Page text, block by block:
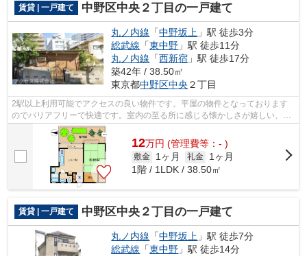
賃貸 | 一戸建て 中野区中央２丁目の一戸建て
丸ノ内線 「中野坂上 」駅 徒歩3分
総武線 「東中野 」駅 徒歩11分
丸ノ内線 「西新宿 」駅 徒歩17分
築42年 / 38.50㎡
東京都中野区中央 ２丁目
2駅以上利用可能でアクセスの良い物件です。平屋の物件となっております
のでバリアフリーで快適です。室内の至る所に感じる懐かしさが嬉しい、レ
トロな物件です。
12万円 (管理費等：- )
敷金 1ヶ月 礼金
1ヶ月
1階 / 1LDK / 38.50㎡
賃貸 | 一戸建て 中野区中央２丁目の一戸建て
丸ノ内線 「中野坂上 」駅 徒歩7分
総武線 「東中野 」駅 徒歩14分